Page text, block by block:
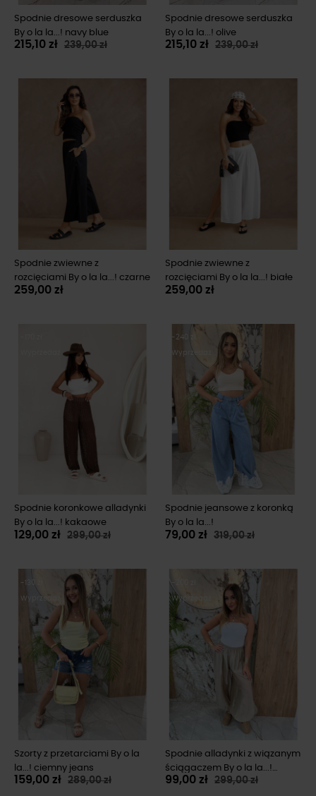
Spodnie dresowe serduszka
By o la la...! navy blue
215,10 zł 239,00 zł
Spodnie dresowe serduszka
By o la la...! olive
215,10 zł 239,00 zł
Spodnie zwiewne z
rozcięciami By o la la...! czarne
259,00 zł
Spodnie zwiewne z
rozcięciami By o la la...! białe
259,00 zł
Spodnie koronkowe alladynki
By o la la...! kakaowe
129,00 zł 299,00 zł
-240 zł
Wyprzedaż
Spodnie jeansowe z koronką
By o la la...!
79,00 zł 319,00 zł
-130 zł
Wyprzedaż
Szorty z przetarciami By o la
la...! ciemny jeans
159,00 zł 289,00 zł
Wyprzedaż
Spodnie alladynki z wiązanym
ściągaczem By o la la...!
beżowe
99,00 zł 299,00 zł